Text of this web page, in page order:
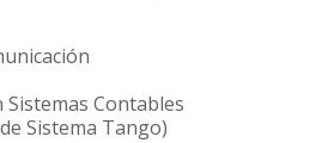
Sistemas Contables
Sistema Tango)